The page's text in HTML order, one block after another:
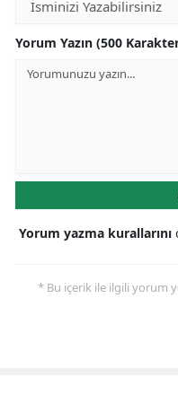
Yorum Yazın (500
Yorum yazma kurallarını
* Bu içerik ile ilgili yorum